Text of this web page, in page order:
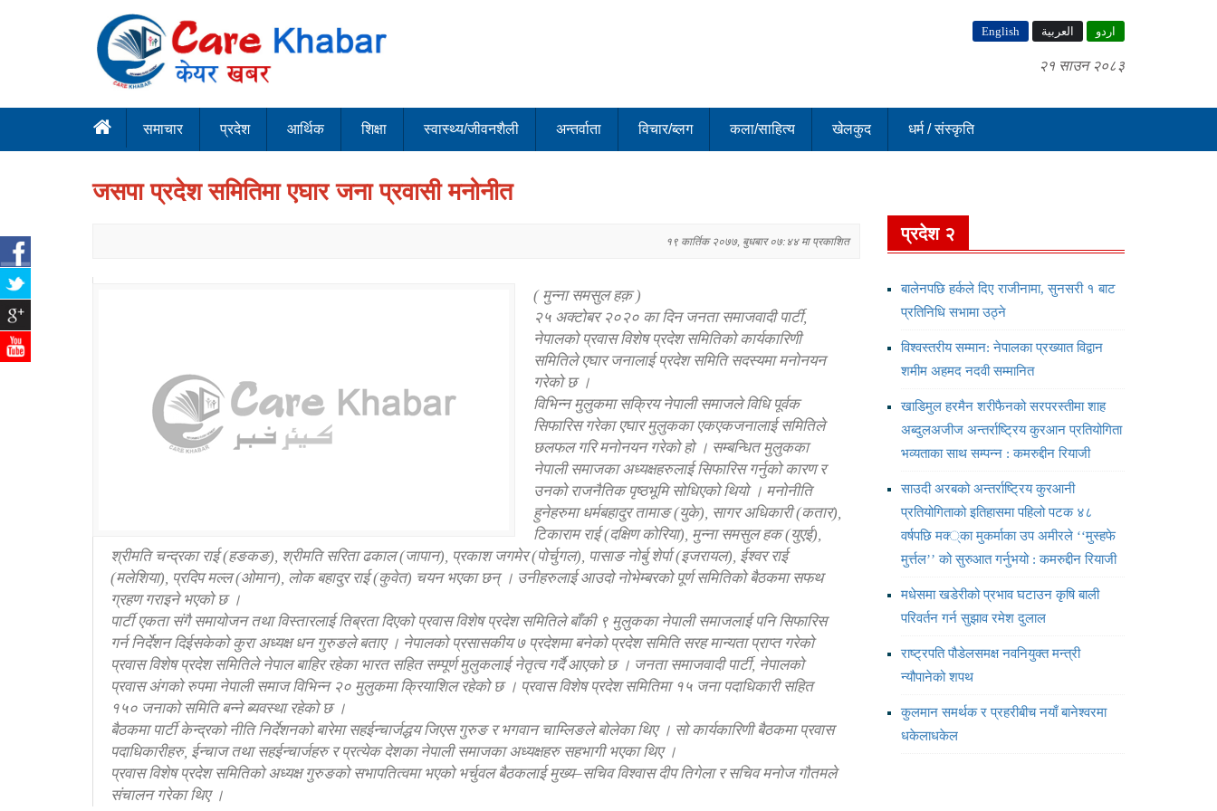
English اردو العربية
२१ साउन २०८३
समाचार प्रदेश आर्थिक शिक्षा स्वास्थ्य/जीवनशैली अन्तर्वाता विचार/ब्लग कला/साहित्य खेलकुद धर्म / संस्कृति
जसपा प्रदेश समितिमा एघार जना प्रवासी मनोनीत
१९ कार्तिक २०७७, बुधबार ०७:४४ मा प्रकाशित
( मुन्ना समसुल हक़ )
२५ अक्टोबर २०२० का दिन जनता समाजवादी पार्टी,
नेपालको प्रवास विशेष प्रदेश समितिको कार्यकारिणी
समितिले एघार जनालाई प्रदेश समिति सदस्यमा मनोनयन
गरेको छ ।
विभिन्न मुलुकमा सक्रिय नेपाली समाजले विधि पूर्वक
सिफारिस गरेका एघार मुलुकका एकएकजनालाई समितिले
छलफल गरि मनोनयन गरेको हो । सम्बन्धित मुलुकका
नेपाली समाजका अध्यक्षहरुलाई सिफारिस गर्नुको कारण र
उनको राजनैतिक पृष्ठभूमि सोधिएको थियो । मनोनीति
हुनेहरुमा धर्मबहादुर तामाङ (युके), सागर अधिकारी (कतार),
टिकाराम राई (दक्षिण कोरिया), मुन्ना समसुल हक (युएई),
श्रीमति चन्द्रका राई (हङकङ), श्रीमति सरिता ढकाल (जापान), प्रकाश जगमेर (पोर्चुगल), पासाङ नोर्बु शेर्पा (इजरायल), ईश्वर राई
(मलेशिया), प्रदिप मल्ल (ओमान), लोक बहादुर राई (कुवेत) चयन भएका छन् । उनीहरुलाई आउदो नोभेम्बरको पूर्ण समितिको बैठकमा सफथ
ग्रहण गराइने भएको छ ।
पार्टी एकता संगै समायोजन तथा विस्तारलाई तिब्रता दिएको प्रवास विशेष प्रदेश समितिले बाँकी ९ मुलुकका नेपाली समाजलाई पनि सिफारिस
गर्न निर्देशन दिईसकेको कुरा अध्यक्ष धन गुरुङले बताए । नेपालको प्रसासकीय ७ प्रदेशमा बनेको प्रदेश समिति सरह मान्यता प्राप्त गरेको
प्रवास विशेष प्रदेश समितिले नेपाल बाहिर रहेका भारत सहित सम्पूर्ण मुलुकलाई नेतृत्व गर्दै आएको छ । जनता समाजवादी पार्टी, नेपालको
प्रवास अंगको रुपमा नेपाली समाज विभिन्न २० मुलुकमा क्रियाशिल रहेको छ । प्रवास विशेष प्रदेश समितिमा १५ जना पदाधिकारी सहित
१५० जनाको समिति बन्ने ब्यवस्था रहेको छ ।
बैठकमा पार्टी केन्द्रको नीति निर्देशनको बारेमा सहईन्चार्जद्धय जिएस गुरुङ र भगवान चाम्लिङले बोलेका थिए । सो कार्यकारिणी बैठकमा प्रवास
पदाधिकारीहरु, ईन्चाज तथा सहईन्चार्जहरु र प्रत्येक देशका नेपाली समाजका अध्यक्षहरु सहभागी भएका थिए ।
प्रवास विशेष प्रदेश समितिको अध्यक्ष गुरुङको सभापतित्वमा भएको भर्चुवल बैठकलाई मुख्य–सचिव विश्वास दीप तिगेला र सचिव मनोज गौतमले
संचालन गरेका थिए ।
प्रदेश २
बालेनपछि हर्कले दिए राजीनामा, सुनसरी १ बाट
प्रतिनिधि सभामा उठ्ने
विश्वस्तरीय सम्मान: नेपालका प्रख्यात विद्वान
शमीम अहमद नदवी सम्मानित
खाडिमुल हरमैन शरीफैनको सरपरस्तीमा शाह
अब्दुलअजीज अन्तर्राष्ट्रिय कुरआन प्रतियोगिता
भव्यताका साथ सम्पन्न : कमरुद्दीन रियाजी
साउदी अरबको अन्तर्राष्ट्रिय कुरआनी
प्रतियोगिताको इतिहासमा पहिलो पटक ४८
वर्षपछि मक्‍्का मुकर्माका उप अमीरले ‘‘मुस्हफे
मुर्त्तल’’ को सुरुआत गर्नुभयो : कमरुद्दीन रियाजी
मधेसमा खडेरीको प्रभाव घटाउन कृषि बाली
परिवर्तन गर्न सुझाव रमेश दुलाल
राष्ट्रपति पौडेलसमक्ष नवनियुक्त मन्त्री
न्यौपानेको शपथ
कुलमान समर्थक र प्रहरीबीच नयाँ बानेश्वरमा
धकेलाधकेल